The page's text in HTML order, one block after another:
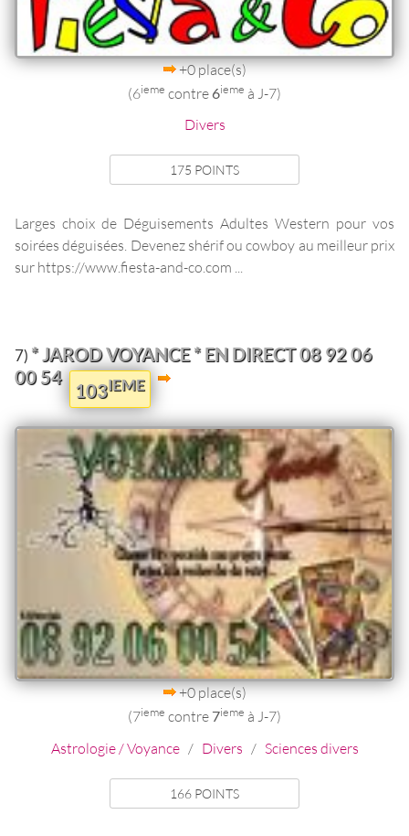
+0 place(s)
(6ieme contre 6ieme à J-7)
Divers
175 POINTS
Larges choix de Déguisements Adultes Western pour vos
soirées déguisées. Devenez shérif ou cowboy au meilleur prix
sur https://www.fiesta-and-co.com ...
7) * JAROD VOYANCE * EN DIRECT 08 92 06
00 54
103IEME
+0 place(s)
(7ieme contre 7ieme à J-7)
Astrologie / Voyance/ Divers / Sciences divers
166 POINTS